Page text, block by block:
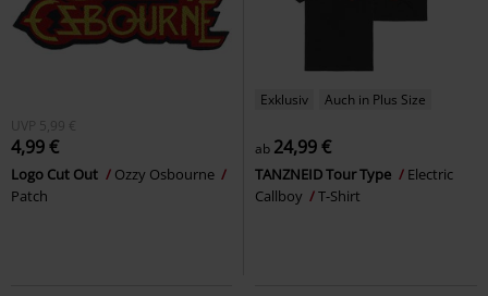
UVP 5,99 €
4,99 €
Logo Cut Out
Ozzy Osbourne
Patch
Exklusiv Auch in Plus Size
ab 24,99 €
TANZNEID Tour Type
Electric
Callboy
T-Shirt